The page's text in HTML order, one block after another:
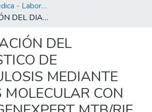
Tecnología Médica - Laboratorio Clínico y Anatomía Patológica
COMPARACIÓN DEL DIAGNÓSTICO DE TUBERCULOSIS MEDIANTE ANÁLISIS MOLECULAR CON EQUIPO GENEXPERT MTB/RIF ULTRA, CULTIVO OGAWA Y BACILOSCOPIA EN PACIENTES PEDIÁTRICOS DEL HOSPITAL SERGIO E. BERNALES LIMA, 2023
DEL
DE
MEDIANTE
CON